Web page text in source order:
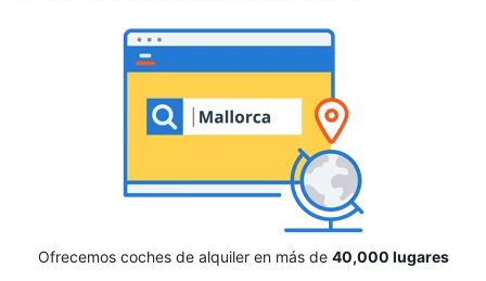
Ofrecemos coches de alquiler en más de 40,000 lugares